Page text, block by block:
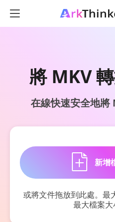
將 MKV
在線快速安全地將
新增
或將文件拖放到此處。最
最大檔案